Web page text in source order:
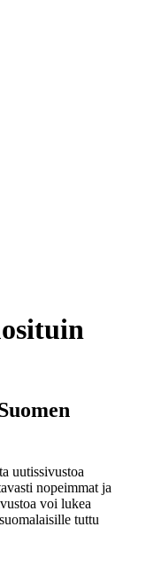
uutissivustoa
nopeimmat ja
voi lukea
tuttu